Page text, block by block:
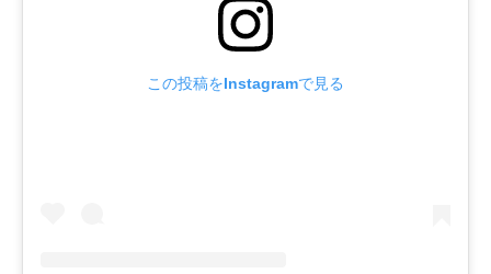
この投稿をInstagramで見る